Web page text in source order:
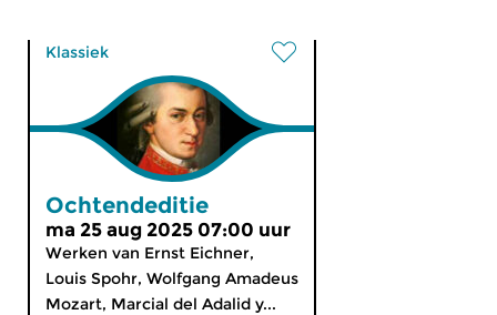
Klassiek
Ochtendeditie
ma 25 aug 2025 07:00 uur
Werken van Ernst Eichner,
Louis Spohr, Wolfgang Amadeus
Mozart, Marcial del Adalid y...